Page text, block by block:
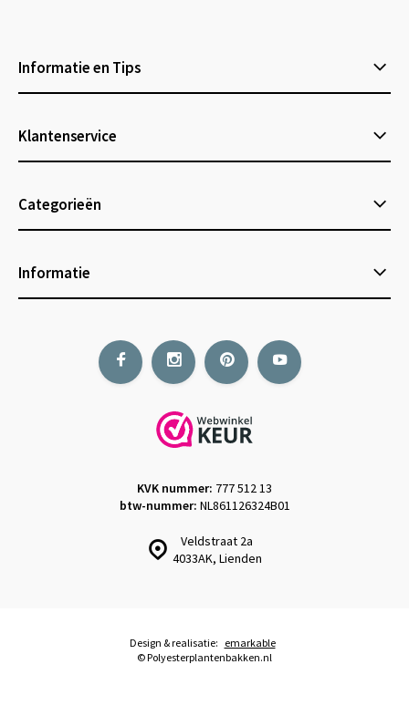
Informatie en Tips
Klantenservice
Categorieën
Informatie
Veldstraat 2a
4033AK, Lienden
KVK nummer: 777 512 13
btw-nummer: NL861126324B01
© Polyesterplantenbakken.nl
Design & realisatie: emarkable